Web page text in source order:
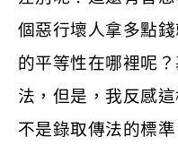
個惡行壞人拿多點
的平等性在哪裡呢
法，但是，我反感
不是錄取傳法的標